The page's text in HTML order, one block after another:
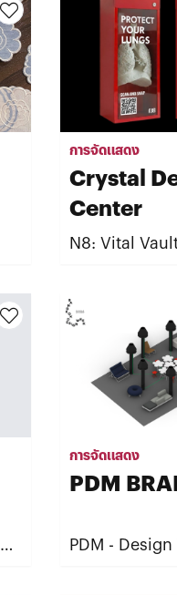
การจัดแสดง
Crystal
Center
N8: Vital
การจัดแสดง
PDM
PDM -